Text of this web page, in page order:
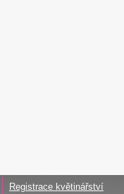
Registrace květinářství